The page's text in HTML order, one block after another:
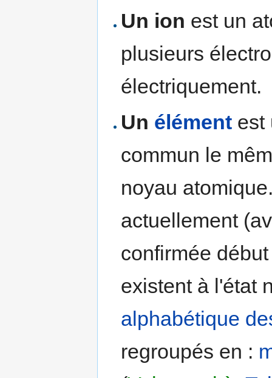
Un ion est un
plusieurs
électriquement.
Un élément est
commun le
noyau
actuellement
confirmée
existent à l'état
alphabétique
regroupés en :